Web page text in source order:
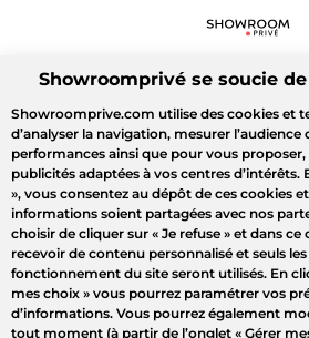
Showroomprivé se soucie
Showroomprive.com utilise des cookies et
d’analyser la navigation, mesurer l’audience
performances ainsi que pour vous proposer,
publicités adaptées à vos centres d’intérêts.
», vous consentez au dépôt de ces cookies
informations soient partagées avec nos
choisir de cliquer sur « Je refuse » et dans ce
recevoir de contenu personnalisé et seuls
fonctionnement du site seront utilisés. En
mes choix » vous pourrez paramétrer vos
d’informations. Vous pourrez également
tout moment (à partir de l’onglet « Gérer